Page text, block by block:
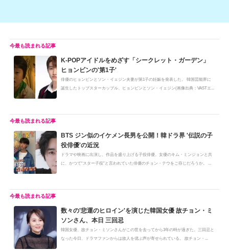
K-POPアイドルをめざす「シークレット・ガーデン」
ヒョンビンの'第1子'
俳優のヒョンビンとソン・イェジン夫妻が第1子の妊娠を発表した。 韓国芸能界に
誕生したトップスターカップル、ヒョンビンとソン・イェジン(画像出典：VASTエ...
BTS ジン似のイケメン長男を公開！韓ドラ界 '伝説の子
役俳優'の近況
ドラマや映画に出演し、作品を盛り上げる子役俳優。女優のキム・ミンジョンと共
に、かつて“スター子役”と言われていた俳優のチョン・テウをご存じだろうか。 ...
数々の'悲運のヒロイン'を演じた韓国女優 故チョン・ミ
ソンさん、本日 三回忌
韓国女優、故チョン・ミソンさんがこの世を去ってから3年の時が過ぎた。三回忌と
なった今日、ドラマファンからは故人を偲ぶ声が寄せられている。 故チョン・...